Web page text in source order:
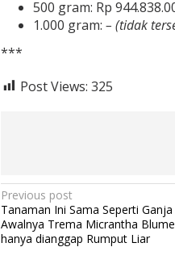
500 gram: Rp
1.000 gram: – (tidak
***
Post Views: 325
P
o
s
Previous post
Tanaman Ini Sama Seperti
Awalnya Trema Micrantha Blume
hanya dianggap Rumput Liar